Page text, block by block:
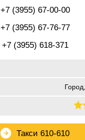
+7 (3955) 67-00-00
+7 (3955) 67-76-77
+7 (3955) 618-371
Такси 610-610